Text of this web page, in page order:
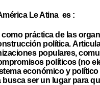
Le Atina es :
práctica de las
política.
populares,
políticos (no
económico y político
busca ser un lugar para